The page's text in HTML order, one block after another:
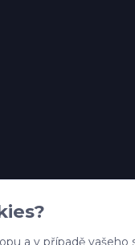
a v případě vašeho